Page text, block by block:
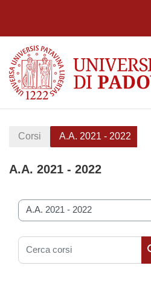
Corsi A.A. 2021 - 2022
A.A. 2021 - 2022
Categorie di corso
Cerca corsi